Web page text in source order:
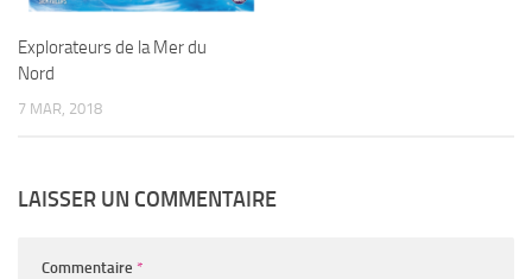
Explorateurs de la Mer du
Nord
7 MAR, 2018
LAISSER UN COMMENTAIRE
Commentaire *